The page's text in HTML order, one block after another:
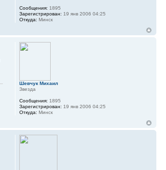
Сообщения: 1895
Зарегистрирован: 19 янв 2006 04:25
Откуда: Минск
Шевчук Михаил
Звезда
Сообщения: 1895
Зарегистрирован: 19 янв 2006 04:25
Откуда: Минск